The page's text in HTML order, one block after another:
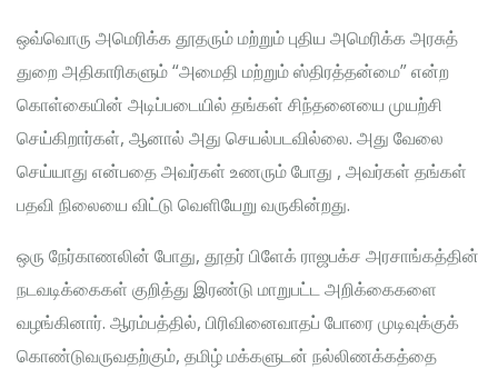
ஒவ்வொரு அமெரிக்க தூதரும் மற்றும் புதிய அமெரிக்க அரசுத்
துறை அதிகாரிகளும் “அமைதி மற்றும் ஸ்திரத்தன்மை” என்ற
கொள்கையின் அடிப்படையில் தங்கள் சிந்தனையை முயற்சி
செய்கிறார்கள், ஆனால் அது செயல்படவில்லை. அது வேலை
செய்யாது என்பதை அவர்கள் உணரும் போது , அவர்கள் தங்கள்
பதவி நிலையை விட்டு வெளியேறு வருகின்றது.
ஒரு நேர்காணலின் போது, தூதர் பிளேக் ராஜபக்ச அரசாங்கத்தின்
நடவடிக்கைகள் குறித்து இரண்டு மாறுபட்ட அறிக்கைகளை
வழங்கினார். ஆரம்பத்தில், பிரிவினைவாதப் போரை முடிவுக்குக்
கொண்டுவருவதற்கும், தமிழ் மக்களுடன் நல்லிணக்கத்தை